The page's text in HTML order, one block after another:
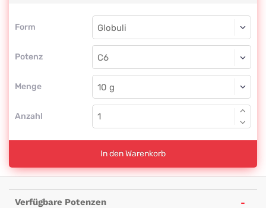
Form
Form
Potenz
Globuli
C6
Menge
Globuli
Anzahl
In den Warenkorb
Verfügbare Potenzen